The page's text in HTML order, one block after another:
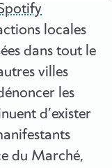
locales
dans tout le
villes
les
d’exister
du Marché,